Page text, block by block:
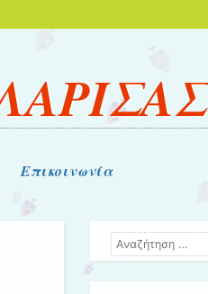
Επικοινωνία
Αναζήτηση